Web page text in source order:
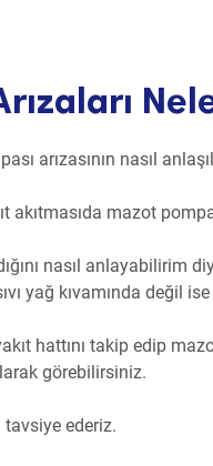
arızasının nasıl
akıtmasıda mazot
nasıl anlayabilirim
yağ kıvamında değil
hattını takip edip
görebilirsiniz.
ederiz.